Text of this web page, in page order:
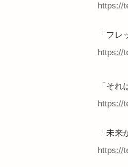
https://
「フ
https://
「そ
https://
「未
https://